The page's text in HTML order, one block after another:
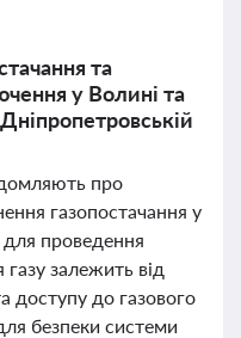
та
у Волині та
про
газопостачання у
проведення
залежить від
доступу до газового
безпеки системи